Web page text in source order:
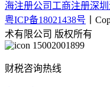
海注册公司工商注册深
粤ICP备18021438号 丨
术有限公司 版权所有
15002001899
财税咨询热线